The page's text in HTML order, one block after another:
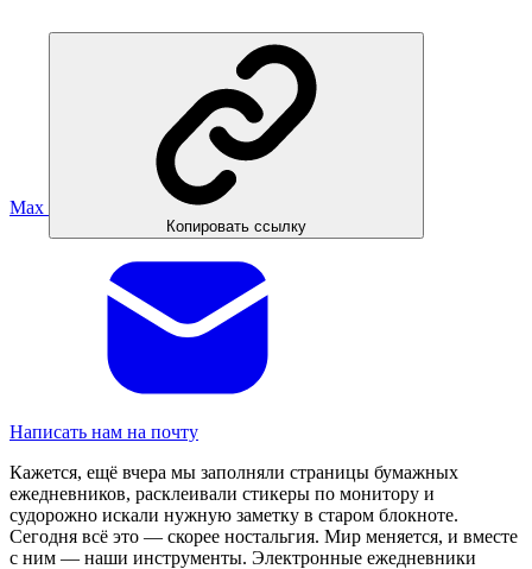
Max
Копировать ссылку
Написать нам на почту
Кажется, ещё вчера мы заполняли страницы бумажных
ежедневников, расклеивали стикеры по монитору и
судорожно искали нужную заметку в старом блокноте.
Сегодня всё это — скорее ностальгия. Мир меняется, и вместе
с ним — наши инструменты. Электронные ежедневники